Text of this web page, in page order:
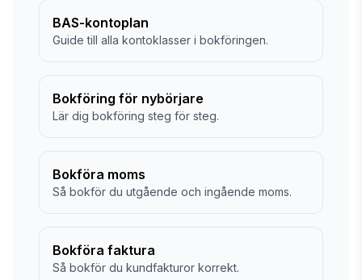
BAS-kontoplan
Guide till alla kontoklasser i bokföringen.
Bokföring för nybörjare
Lär dig bokföring steg för steg.
Bokföra moms
Så bokför du utgående och ingående moms.
Bokföra faktura
Så bokför du kundfakturor korrekt.